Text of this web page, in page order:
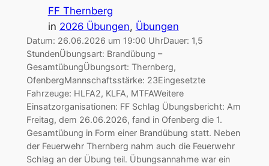
FF Thernberg
in 2026 Übungen, Übungen
Datum: 26.06.2026 um 19:00 UhrDauer: 1,5
StundenÜbungsart: Brandübung –
GesamtübungÜbungsort: Thernberg,
OfenbergMannschaftsstärke: 23Eingesetzte
Fahrzeuge: HLFA2, KLFA, MTFAWeitere
Einsatzorganisationen: FF Schlag Übungsbericht: Am
Freitag, dem 26.06.2026, fand in Ofenberg die 1.
Gesamtübung in Form einer Brandübung statt. Neben
der Feuerwehr Thernberg nahm auch die Feuerwehr
Schlag an der Übung teil. Übungsannahme war ein